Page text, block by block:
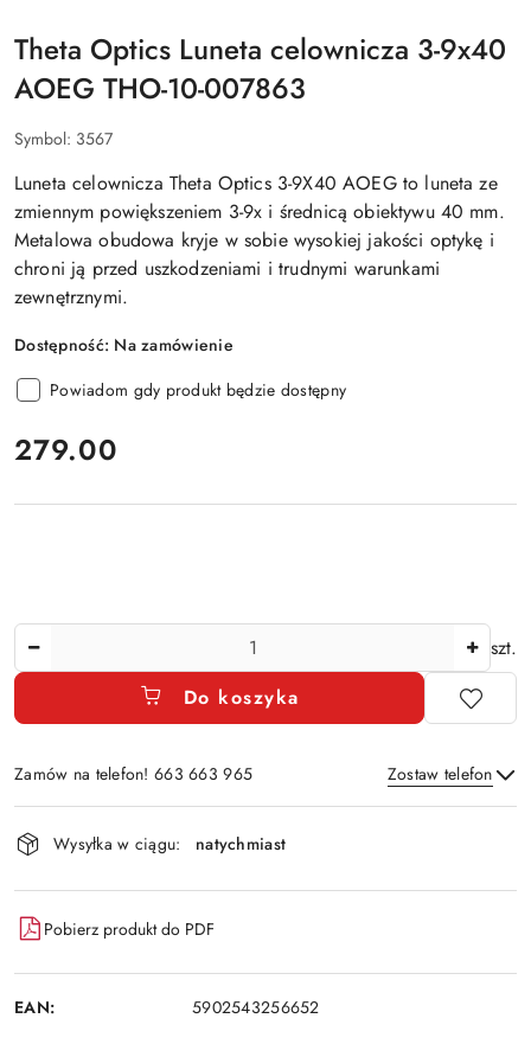
Theta Optics Luneta celownicza 3-9x40
AOEG THO-10-007863
Symbol: 3567
Luneta celownicza Theta Optics 3-9X40 AOEG to luneta ze
zmiennym powiększeniem 3-9x i średnicą obiektywu 40 mm.
Metalowa obudowa kryje w sobie wysokiej jakości optykę i
chroni ją przed uszkodzeniami i trudnymi warunkami
zewnętrznymi.
Dostępność: Na zamówienie
Powiadom gdy produkt będzie dostępny
cena:
279.00
szt.
Do koszyka
Zamów na telefon! 663 663 965 Zostaw telefon
Dostępność
i
dostawa
Wysyłka w ciągu: natychmiast
Pobierz produkt do PDF
EAN: 5902543256652